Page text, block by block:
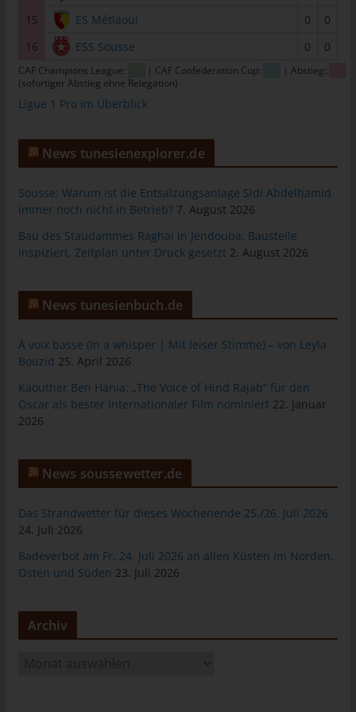
15
ES Métlaoui 0
0
16
ESS Sousse 0 0
CAF Champions League: | CAF Confederation Cup:
| Abstieg::
(sofortiger Abstieg ohne Relegation)
Ligue 1 Pro im Überblick
News tunesienexplorer.de
Sousse: Warum ist die Entsalzungsanlage Sidi Abdelhamid
immer noch nicht in Betrieb? 7. August 2026
Bau des Staudammes Raghai in Jendouba: Baustelle
inspiziert, Zeitplan unter Druck gesetzt 2. August 2026
News tunesienbuch.de
À voix basse (In a whisper | Mit leiser Stimme) – von Leyla
Bouzid 25. April 2026
Kaouther Ben Hania: „The Voice of Hind Rajab“ für den
Oscar als bester internationaler Film nominiert 22. Januar
2026
News soussewetter.de
Das Strandwetter für dieses Wochenende 25./26. Juli 2026
24. Juli 2026
Badeverbot am Fr, 24. Juli 2026 an allen Küsten im Norden,
Osten und Süden 23. Juli 2026
Archiv
besuchten Internetseiten und Servern, den individuellen
Browser der betroffenen Person von anderen Internetbrowsern,
die andere Cookies enthalten, zu unterscheiden. Ein bestimmter
Internetbrowser kann über die eindeutige Cookie-ID
wiedererkannt und identifiziert werden.
Durch den Einsatz von Cookies kann den Nutzern dieser
die Cookie-Setzung nicht möglich wären.
auf unserer Internetseite im Sinne des Benutzers optimiert
werden. Cookies ermöglichen uns, wie bereits erwähnt, die
Wiedererkennung ist es, den Nutzern die Verwendung unserer
Internetseite zu erleichtern. Der Benutzer einer Internetseite, die
Besuch der Internetseite erneut seine Zugangsdaten eingeben,
weil dies von der Internetseite und dem auf dem
übernommen wird. Ein weiteres Beispiel ist das Cookie eines
Warenkorbes im Online-Shop. Der Online-Shop merkt sich die
Artikel, die ein Kunde in den virtuellen Warenkorb gelegt hat,
über ein Cookie.
Die betroffene Person kann die Setzung von Cookies durch
Einstellung des genutzten Internetbrowsers verhindern und
damit der Setzung von Cookies dauerhaft widersprechen.
Internetbrowser oder andere Softwareprogramme gelöscht
werden. Dies ist in allen gängigen Internetbrowsern möglich.
Deaktiviert die betroffene Person die Setzung von Cookies in
dem genutzten Internetbrowser, sind unter Umständen nicht alle
Erfassung von allgemeinen Daten und
Informationen